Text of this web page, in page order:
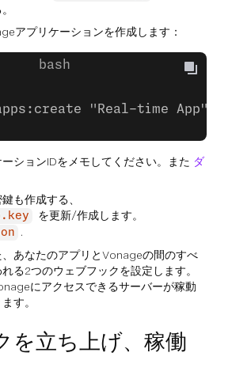
アプリケーションを作成します：
"Real-time App"
ションIDをメモしてください。また ダ
も作成する、
を更新/作成します。
.
あなたのアプリとVonageの間のすべ
る2つのウェブフックを設定します。
にアクセスできるサーバーが稼動
す。
を立ち上げ、稼働